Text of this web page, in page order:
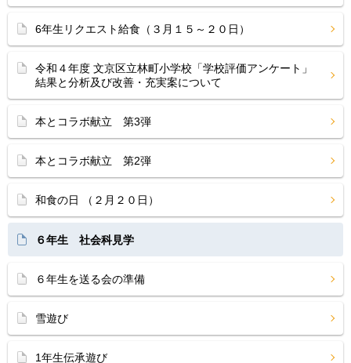
6年生リクエスト給食（３月１５～２０日）
令和４年度 文京区立林町小学校「学校評価アンケート」
結果と分析及び改善・充実案について
本とコラボ献立 第3弾
本とコラボ献立 第2弾
和食の日 （２月２０日）
６年生 社会科見学
６年生を送る会の準備
雪遊び
1年生伝承遊び